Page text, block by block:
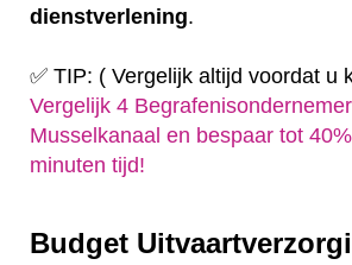
dienstverlening.
✅ TIP: ( Vergelijk altijd voordat u
Vergelijk 4
Musselkanaal en bespaar tot
minuten tijd!
Budget